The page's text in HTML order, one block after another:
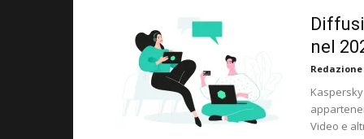
nel
Video e